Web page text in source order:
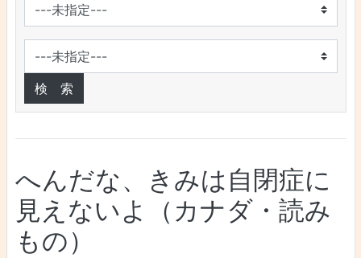
へんだな、きみは自閉症に
見えないよ（カナダ・読み
もの）